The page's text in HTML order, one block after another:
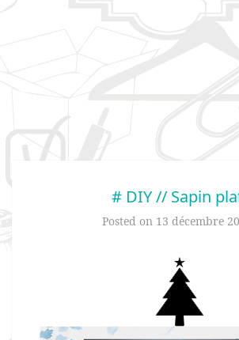
# DIY // Sapin
Posted on 13 décembre